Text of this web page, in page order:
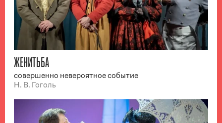
ЖЕНИТЬБА
совершенно невероятное событие
Н. В. Гоголь